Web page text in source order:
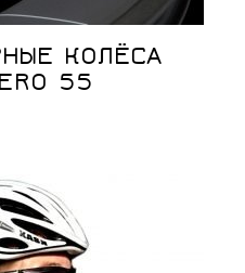
КОЛЁСА
55